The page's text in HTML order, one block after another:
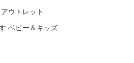
アウトレット
ベビー＆キッズ